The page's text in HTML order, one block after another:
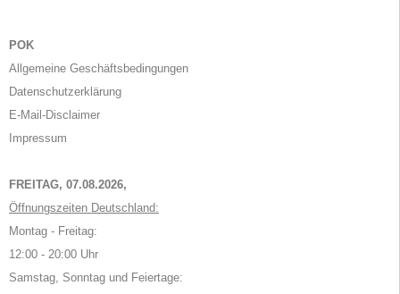
POK
Allgemeine Geschäftsbedingungen
Datenschutzerklärung
E-Mail-Disclaimer
Impressum
FREITAG, 07.08.2026,
Öffnungszeiten Deutschland:
Montag - Freitag:
12:00 - 20:00 Uhr
Samstag, Sonntag und Feiertage: